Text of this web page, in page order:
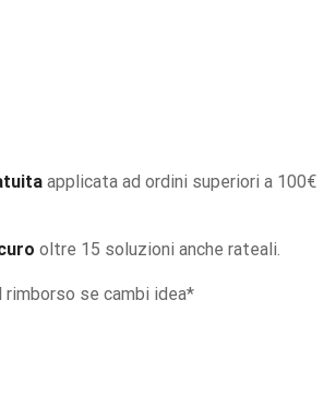
applicata ad ordini superiori a 100€
oltre 15 soluzioni anche rateali.
rimborso se cambi idea*